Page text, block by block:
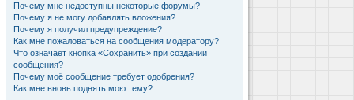
Почему мне недоступны некоторые форумы?
Почему я не могу добавлять вложения?
Почему я получил предупреждение?
Как мне пожаловаться на сообщения модератору?
Что означает кнопка «Сохранить» при создании
сообщения?
Почему моё сообщение требует одобрения?
Как мне вновь поднять мою тему?